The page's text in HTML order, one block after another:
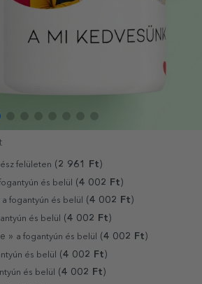
felületen ( 2 961 Ft )
és belül (4 002 Ft)
a fogantyún és belül (4 002 Ft )
és belül (4 002 Ft )
» a fogantyún és belül (4 002 Ft)
és belül (4 002 Ft)
és belül (4 002 Ft )